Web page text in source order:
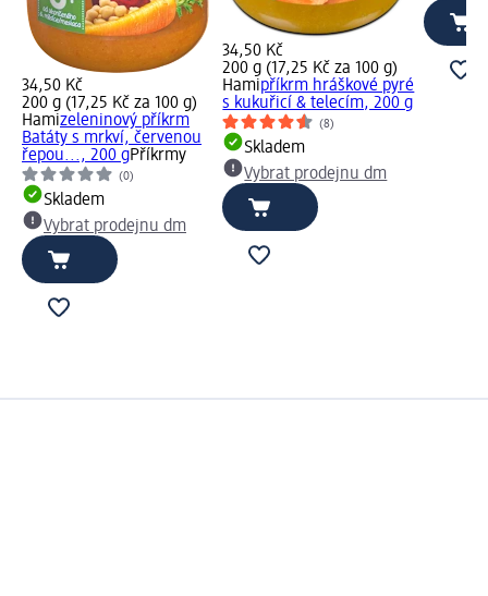
34,50 Kč
200 g (17,25 Kč za 100 g)
Hamizeleninový příkrm
Batáty s mrkví, červenou
řepou..., 200 gPříkrmy
(0)
Skladem
Vybrat prodejnu dm
34,50 Kč
200 g (17,25 Kč za 100 g)
Hamipříkrm hráškové pyré
s kukuřicí & telecím, 200 g
(8)
Skladem
Vybrat prodejnu dm